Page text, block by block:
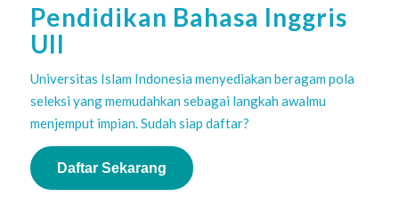
Pendidikan Bahasa Inggris
UII
Universitas Islam Indonesia menyediakan beragam pola
seleksi yang memudahkan sebagai langkah awalmu
menjemput impian.Sudah siap daftar?
Daftar Sekarang